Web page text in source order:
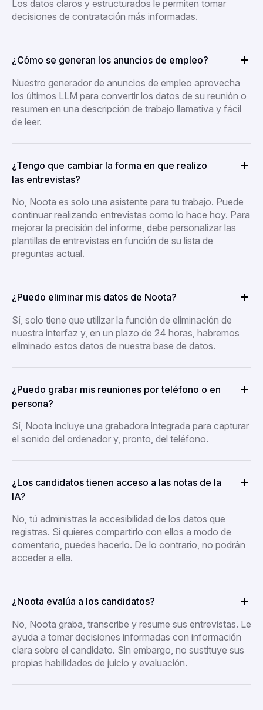
Los datos claros y estructurados le permiten tomar
decisiones de contratación más informadas.
¿Cómo se generan los anuncios de empleo?
Nuestro generador de anuncios de empleo aprovecha
los últimos LLM para convertir los datos de su reunión o
resumen en una descripción de trabajo llamativa y fácil
de leer.
¿Tengo que cambiar la forma en que realizo
las entrevistas?
No, Noota es solo una asistente para tu trabajo. Puede
continuar realizando entrevistas como lo hace hoy. Para
mejorar la precisión del informe, debe personalizar las
plantillas de entrevistas en función de su lista de
preguntas actual.
¿Puedo eliminar mis datos de Noota?
Sí, solo tiene que utilizar la función de eliminación de
nuestra interfaz y, en un plazo de 24 horas, habremos
eliminado estos datos de nuestra base de datos.
¿Puedo grabar mis reuniones por teléfono o en
persona?
Sí, Noota incluye una grabadora integrada para capturar
el sonido del ordenador y, pronto, del teléfono.
¿Los candidatos tienen acceso a las notas de la
IA?
No, tú administras la accesibilidad de los datos que
registras. Si quieres compartirlo con ellos a modo de
comentario, puedes hacerlo. De lo contrario, no podrán
acceder a ella.
¿Noota evalúa a los candidatos?
No, Noota graba, transcribe y resume sus entrevistas. Le
ayuda a tomar decisiones informadas con información
clara sobre el candidato. Sin embargo, no sustituye sus
propias habilidades de juicio y evaluación.